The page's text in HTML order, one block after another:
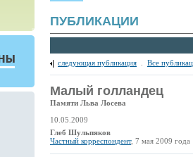
ПУБЛИКАЦИИ
следующая публикация Все
Малый голландец
Памяти Льва Лосева
10.05.2009
Глеб Шульпяков
Частный корреспондент, 7 мая 2009 года